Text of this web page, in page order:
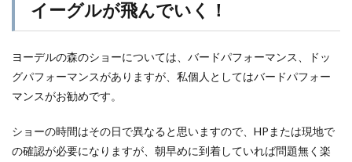
イーグルが飛んでいく！
ヨーデルの森のショーについては、バードパフォーマンス、ドッ
グパフォーマンスがありますが、私個人としてはバードパフォー
マンスがお勧めです。
ショーの時間はその日で異なると思いますので、HPまたは現地で
の確認が必要になりますが、朝早めに到着していれば問題無く楽